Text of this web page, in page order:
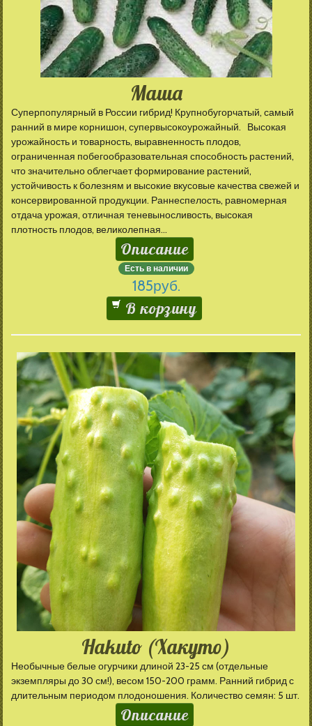
Маша
Суперпопулярный в России гибрид! Крупнобугорчатый, самый
ранний в мире корнишон, супервысокоурожайный. Высокая
урожайность и товарность, выравненность плодов,
ограниченная побегообразовательная способность растений,
что значительно облегчает формирование растений,
устойчивость к болезням и высокие вкусовые качества свежей и
консервированной продукции. Раннеспелость, равномерная
отдача урожая, отличная теневыносливость, высокая
плотность плодов, великолепная...
Описание
Есть в наличии
185руб.
В корзину
Hakuto (Хакуто)
Необычные белые огурчики длиной 23-25 см (отдельные
экземпляры до 30 см!), весом 150-200 грамм. Ранний гибрид с
длительным периодом плодоношения. Количество семян: 5 шт.
Описание